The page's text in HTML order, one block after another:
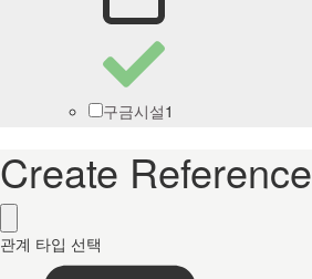
구금시설1
Create Reference
관계 타입 선택